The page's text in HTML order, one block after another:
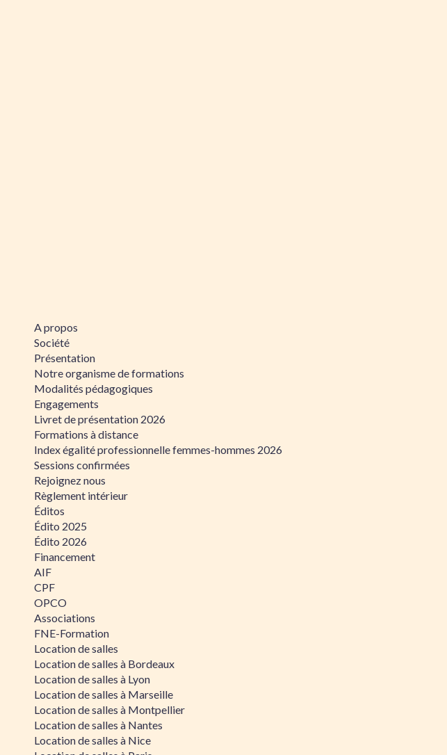
A propos
Société
Présentation
Notre organisme de formations
Modalités pédagogiques
Engagements
Livret de présentation 2026
Formations à distance
Index égalité professionnelle femmes-hommes 2026
Sessions confirmées
Rejoignez nous
Règlement intérieur
Éditos
Édito 2025
Édito 2026
Financement
AIF
CPF
OPCO
Associations
FNE-Formation
Location de salles
Location de salles à Bordeaux
Location de salles à Lyon
Location de salles à Marseille
Location de salles à Montpellier
Location de salles à Nantes
Location de salles à Nice